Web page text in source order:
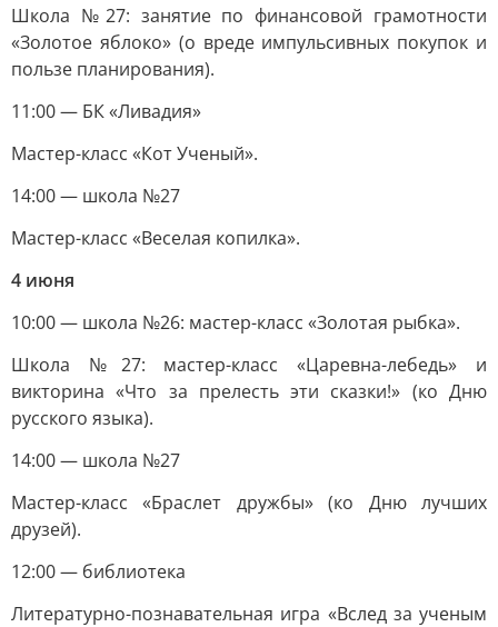
Школа №27: занятие по финансовой грамотности
«Золотое яблоко» (о вреде импульсивных покупок и
пользе планирования).
11:00 — БК «Ливадия»
Мастер-класс «Кот Ученый».
14:00 — школа №27
Мастер-класс «Веселая копилка».
4 июня
10:00 — школа №26: мастер-класс «Золотая рыбка».
Школа №27: мастер-класс «Царевна-лебедь» и
викторина «Что за прелесть эти сказки!» (ко Дню
русского языка).
14:00 — школа №27
Мастер-класс «Браслет дружбы» (ко Дню лучших
друзей).
12:00 — библиотека
Литературно-познавательная игра «Вслед за ученым